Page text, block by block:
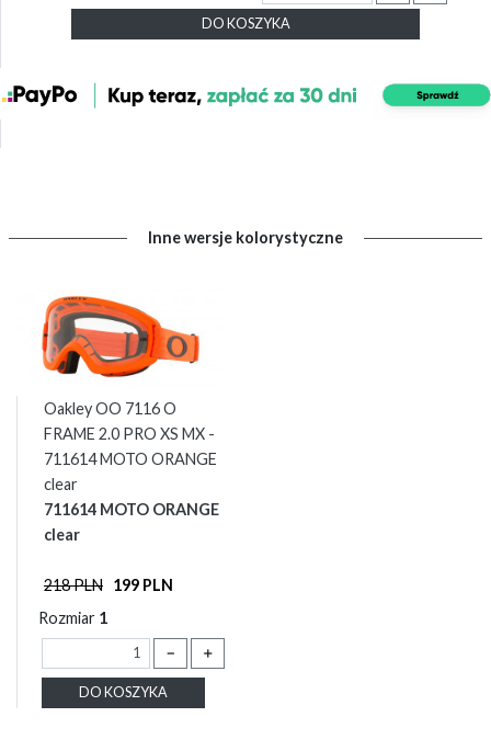
DO KOSZYKA
Inne wersje kolorystyczne
Oakley OO 7116 O
FRAME 2.0 PRO XS MX -
711614 MOTO ORANGE
clear
711614 MOTO ORANGE
clear
218 PLN 199 PLN
Rozmiar 1
－ ＋
DO KOSZYKA